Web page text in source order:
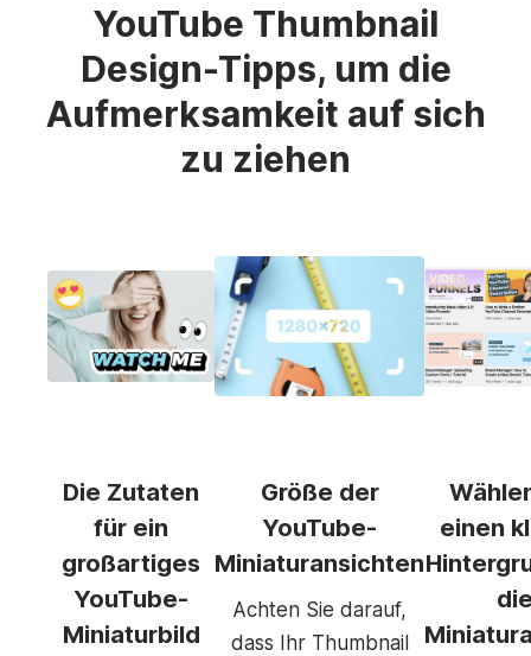
YouTube Thumbnail
Design-Tipps, um die
Aufmerksamkeit auf sich
zu ziehen
Die Zutaten
für ein
großartiges
YouTube-
Miniaturbild
Größe der
YouTube-
Miniaturansichten
Achten Sie darauf,
dass Ihr Thumbnail
einen